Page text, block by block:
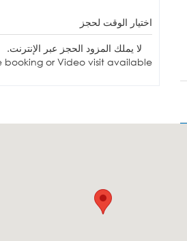
اختيار الوقت لحجز
لا يملك المزود الحجز عبر الإنترنت.
or Video visit available.